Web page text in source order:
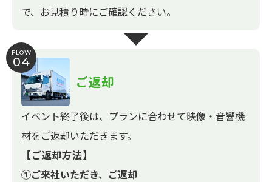
で、お見積り時にご確認ください。
FLOW
04
ご返却
イベント終了後は、プランに合わせて映像・音響機
材をご返却いただきます。
【ご返却方法】
①ご来社いただき、ご返却